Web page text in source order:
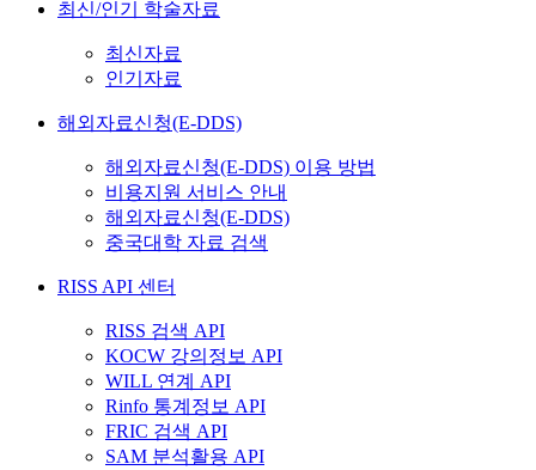
최신/인기 학술자료
최신자료
인기자료
해외자료신청(E-DDS)
해외자료신청(E-DDS) 이용 방법
비용지원 서비스 안내
해외자료신청(E-DDS)
중국대학 자료 검색
RISS API 센터
RISS 검색 API
KOCW 강의정보 API
WILL 연계 API
Rinfo 통계정보 API
FRIC 검색 API
SAM 분석활용 API